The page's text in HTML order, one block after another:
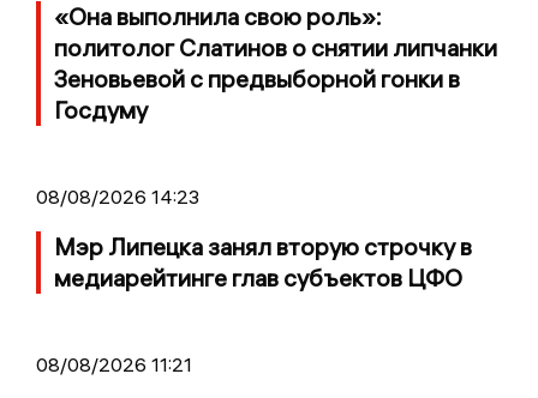
«Она выполнила свою роль»:
политолог Слатинов о снятии липчанки
Зеновьевой с предвыборной гонки в
Госдуму
08/08/2026 14:23
Мэр Липецка занял вторую строчку в
медиарейтинге глав субъектов ЦФО
08/08/2026 11:21